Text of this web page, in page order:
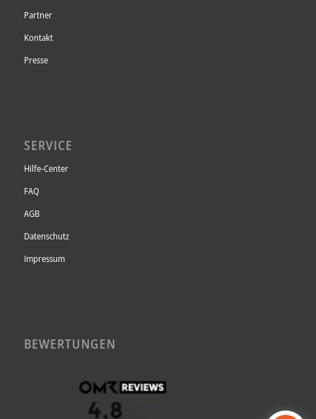
Partner
Kontakt
Presse
SERVICE
Hilfe-Center
FAQ
AGB
Datenschutz
Impressum
BEWERTUNGEN